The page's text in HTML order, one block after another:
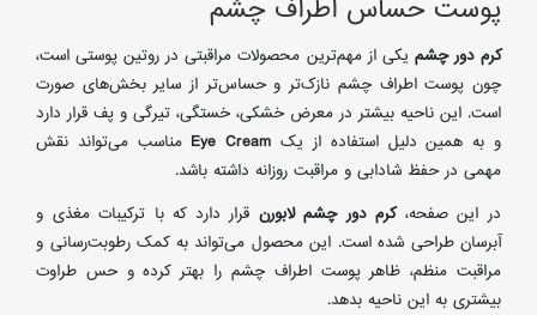
پوست حساس اطراف چشم
کرم دور چشم یکی از مهم‌ترین محصولات مراقبتی در روتین پوستی است،
چون پوست اطراف چشم نازک‌تر و حساس‌تر از سایر بخش‌های صورت
است. این ناحیه بیشتر در معرض خشکی، خستگی، تیرگی و پف قرار دارد
و به همین دلیل استفاده از یک Eye Cream مناسب می‌تواند نقش
مهمی در حفظ شادابی و مراقبت روزانه داشته باشد.
در این صفحه،کرم دور چشم لابورن قرار دارد که با ترکیبات مغذی و
آبرسان طراحی شده است. این محصول می‌تواند به کمک رطوبت‌رسانی و
مراقبت منظم، ظاهر پوست اطراف چشم را بهتر کرده و حس طراوت
بیشتری به این ناحیه بدهد.